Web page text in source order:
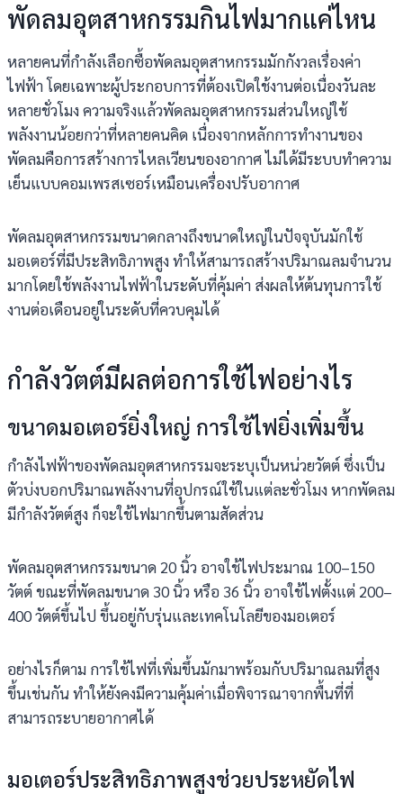
พัดลมอุตสาหกรรมกินไฟมากแค่ไหน
หลายคนที่กำลังเลือกซื้อพัดลมอุตสาหกรรมมักกังวลเรื่องค่า
ไฟฟ้า โดยเฉพาะผู้ประกอบการที่ต้องเปิดใช้งานต่อเนื่องวันละ
หลายชั่วโมง ความจริงแล้วพัดลมอุตสาหกรรมส่วนใหญ่ใช้
พลังงานน้อยกว่าที่หลายคนคิด เนื่องจากหลักการทำงานของ
พัดลมคือการสร้างการไหลเวียนของอากาศ ไม่ได้มีระบบทำความ
เย็นแบบคอมเพรสเซอร์เหมือนเครื่องปรับอากาศ
พัดลมอุตสาหกรรมขนาดกลางถึงขนาดใหญ่ในปัจจุบันมักใช้
มอเตอร์ที่มีประสิทธิภาพสูง ทำให้สามารถสร้างปริมาณลมจำนวน
มากโดยใช้พลังงานไฟฟ้าในระดับที่คุ้มค่า ส่งผลให้ต้นทุนการใช้
งานต่อเดือนอยู่ในระดับที่ควบคุมได้
กำลังวัตต์มีผลต่อการใช้ไฟอย่างไร
ขนาดมอเตอร์ยิ่งใหญ่ การใช้ไฟยิ่งเพิ่มขึ้น
กำลังไฟฟ้าของพัดลมอุตสาหกรรมจะระบุเป็นหน่วยวัตต์ ซึ่งเป็น
ตัวบ่งบอกปริมาณพลังงานที่อุปกรณ์ใช้ในแต่ละชั่วโมง หากพัดลม
มีกำลังวัตต์สูง ก็จะใช้ไฟมากขึ้นตามสัดส่วน
พัดลมอุตสาหกรรมขนาด 20 นิ้ว อาจใช้ไฟประมาณ 100–150
วัตต์ ขณะที่พัดลมขนาด 30 นิ้ว หรือ 36 นิ้ว อาจใช้ไฟตั้งแต่ 200–
400 วัตต์ขึ้นไป ขึ้นอยู่กับรุ่นและเทคโนโลยีของมอเตอร์
อย่างไรก็ตาม การใช้ไฟที่เพิ่มขึ้นมักมาพร้อมกับปริมาณลมที่สูง
ขึ้นเช่นกัน ทำให้ยังคงมีความคุ้มค่าเมื่อพิจารณาจากพื้นที่ที่
สามารถระบายอากาศได้
มอเตอร์ประสิทธิภาพสูงช่วยประหยัดไฟ